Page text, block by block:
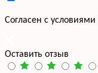
Cогласен с условиями
Оставить отзыв